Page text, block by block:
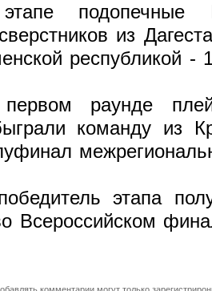
подопечные
из
республикой
раунде
команду из
этапа
Всероссийском